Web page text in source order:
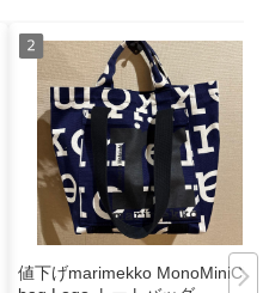
値下げmarimekko MonoMiniCity